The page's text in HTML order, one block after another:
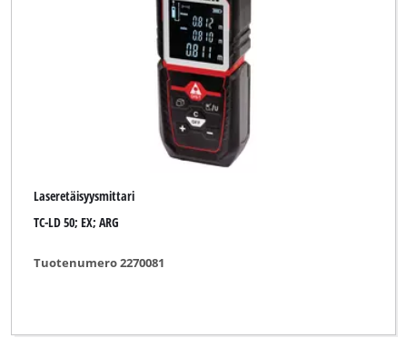
Laseretäisyysmittari
TC-LD 50; EX; ARG
Tuotenumero 2270081